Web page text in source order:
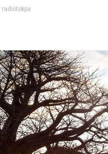
radiotokpa